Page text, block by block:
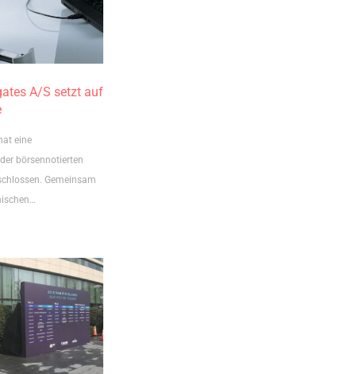
A/S setzt auf
eine
börsennotierten
Gemeinsam